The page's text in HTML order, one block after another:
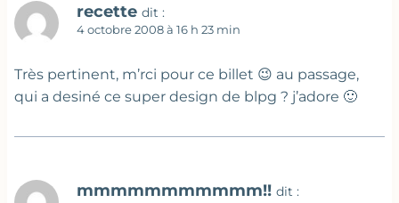
recette dit :
4 octobre 2008 à 16 h 23 min
Très pertinent, m’rci pour ce billet 😉 au passage,
qui a desiné ce super design de blpg ? j’adore 🙂
mmmmmmmmmmm!! dit :